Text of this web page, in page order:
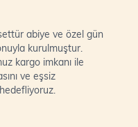
abiye ve özel gün
kurulmuştur.
kargo imkanı ile
ve eşsiz
hedefliyoruz.